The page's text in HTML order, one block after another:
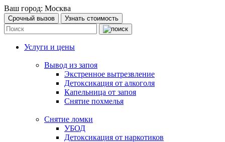
Ваш город: Москва
Срочный вызов Узнать стоимость
Услуги и цены
Вывод из запоя
Экстренное вытрезвление
Детоксикация от алкоголя
Капельница от запоя
Снятие похмелья
Снятие ломки
УБОД
Детоксикация от наркотиков